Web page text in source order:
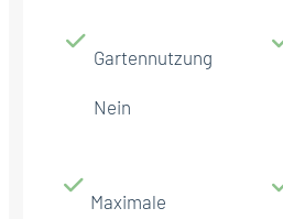
Gartennutzung
Nein
Maximale